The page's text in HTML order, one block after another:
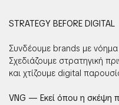
STRATEGY BEFORE DIGITAL
Συνδέουμε brands με νόημα
Σχεδιάζουμε στρατηγική
και χτίζουμε digital
VNG — Εκεί όπου η σκέψη